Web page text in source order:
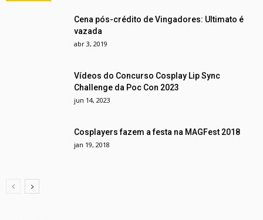
Cena pós-crédito de Vingadores: Ultimato é
vazada
abr 3, 2019
Vídeos do Concurso Cosplay Lip Sync
Challenge da Poc Con 2023
jun 14, 2023
Cosplayers fazem a festa na MAGFest 2018
jan 19, 2018